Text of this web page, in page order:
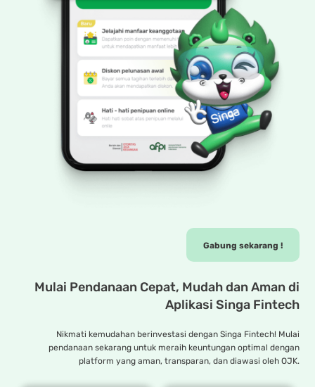
Gabung sekarang !
Mulai Pendanaan Cepat, Mudah dan Aman di
Aplikasi Singa Fintech
Nikmati kemudahan berinvestasi dengan Singa Fintech! Mulai
pendanaan sekarang untuk meraih keuntungan optimal dengan
platform yang aman, transparan, dan diawasi oleh OJK.